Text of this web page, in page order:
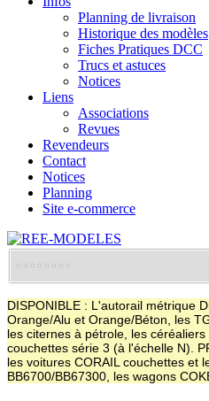
Planning de livraison
Historique des modèles
Fiches Pratiques DCC
Trucs et astuces
Notices
Liens
Associations
Revues
Revendeurs
Contact
Notices
Planning
Site e-commerce
DISPONIBLE : L'autorail métrique
Orange/Alu et Orange/Béton, les
les citernes à pétrole, les céréaliers
couchettes série 3 (à l'échelle N).
les voitures CORAIL couchettes et
BB6700/BB67300, les wagons